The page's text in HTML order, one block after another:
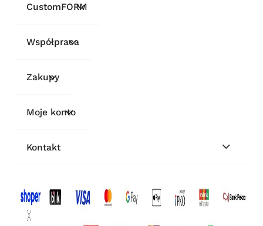
CustomFORM
Współpraca
Zakupy
Moje konto
Kontakt